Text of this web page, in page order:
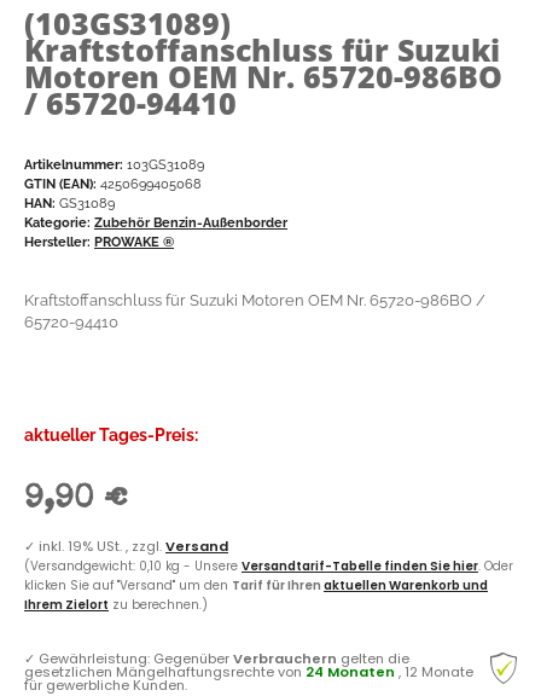
(103GS31089)
Kraftstoffanschluss für Suzuki
Motoren OEM Nr. 65720-986BO
/ 65720-94410
Artikelnummer: 103GS31089
GTIN (EAN): 4250699405068
HAN: GS31089
Kategorie: Zubehör Benzin-Außenborder
Hersteller: PROWAKE ®
Kraftstoffanschluss für Suzuki Motoren OEM Nr. 65720-986BO /
65720-94410
aktueller Tages-Preis:
9,90 €
✓ inkl. 19% USt. , zzgl.Versand
(Versandgewicht: 0,10 kg - Unsere Versandtarif-Tabelle finden Sie hier. Oder
klicken Sie auf "Versand" um den Tarif für Ihren aktuellen Warenkorb und
Ihrem Zielort zu berechnen.)
✓ Gewährleistung: GegenüberVerbrauchern gelten die
gesetzlichen Mängelhaftungsrechte von 24 Monaten , 12 Monate
für gewerbliche Kunden.